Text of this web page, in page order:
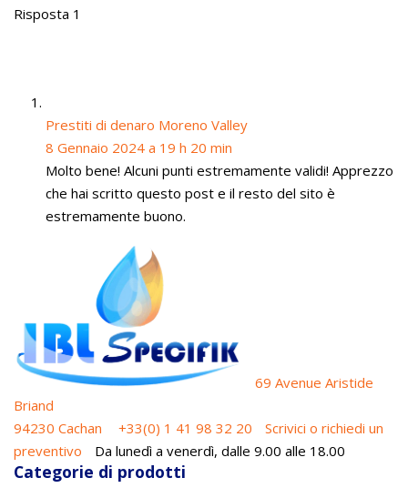
Risposta 1
Prestiti di denaro Moreno Valley
8 Gennaio 2024 a 19 h 20 min
Molto bene! Alcuni punti estremamente validi! Apprezzo
che hai scritto questo post e il resto del sito è
estremamente buono.
69 Avenue Aristide
Briand
94230 Cachan
+33(0) 1 41 98 32 20
Scrivici o richiedi un
preventivo
Da lunedì a venerdì, dalle 9.00 alle 18.00
Categorie di prodotti